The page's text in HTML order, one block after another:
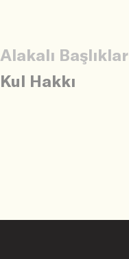
Alakalı Başlıklar
Kul Hakkı